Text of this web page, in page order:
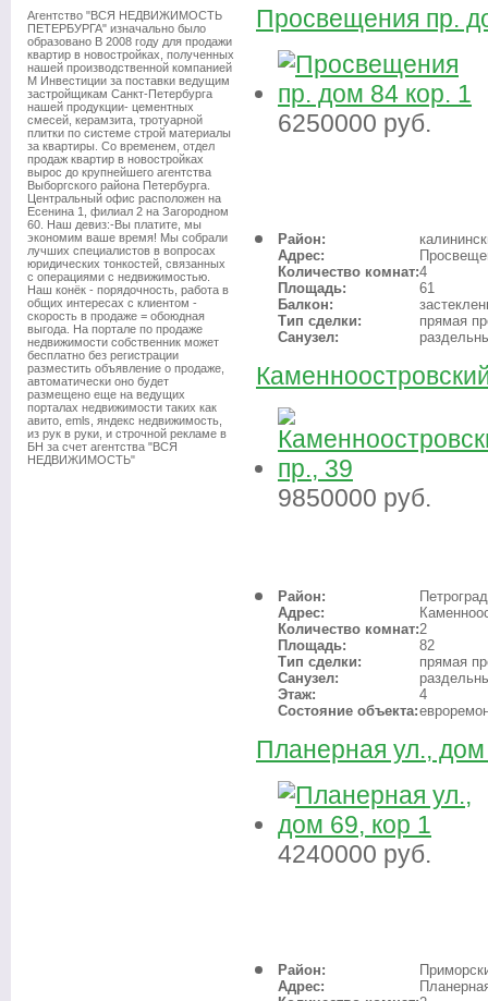
Агентство "ВСЯ НЕДВИЖИМОСТЬ
ПЕТЕРБУРГА" изначально было
образовано В 2008 году для продажи
квартир в новостройках, полученных
нашей производственной компанией
М Инвестиции за поставки ведущим
застройщикам Санкт-Петербурга
нашей продукции- цементных
смесей, керамзита, тротуарной
плитки по системе строй материалы
за квартиры. Со временем, отдел
продаж квартир в новостройках
вырос до крупнейшего агентства
Выборгского района Петербурга.
Центральный офис расположен на
Есенина 1, филиал 2 на Загородном
60. Наш девиз:-Вы платите, мы
экономим ваше время! Мы собрали
лучших специалистов в вопросах
юридических тонкостей, связанных
с операциями с недвижимостью.
Наш конёк - порядочность, работа в
общих интересах с клиентом -
скорость в продаже = обоюдная
выгода. На портале по продаже
недвижимости собственник может
бесплатно без регистрации
разместить объявление о продаже,
автоматически оно будет
размещено еще на ведущих
порталах недвижимости таких как
авито, emls, яндекс недвижимость,
из рук в руки, и строчной рекламе в
БН за счет агентства "ВСЯ
НЕДВИЖИМОСТЬ"
Просвещения пр.
6250000 руб.
Район:
Адрес:
Количество комнат:4
Площадь:
61
Балкон:
Тип сделки:
прямая
Санузел:
9850000 руб.
Район:
Адрес:
Количество комнат:2
Площадь:
82
Тип сделки:
прямая
Санузел:
Этаж:
4
Состояние объекта:
Планерная ул.,
4240000 руб.
Район:
Адрес: